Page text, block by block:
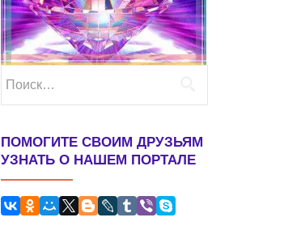
ПОМОГИТЕ СВОИМ ДРУЗЬЯМ
УЗНАТЬ О НАШЕМ ПОРТАЛЕ